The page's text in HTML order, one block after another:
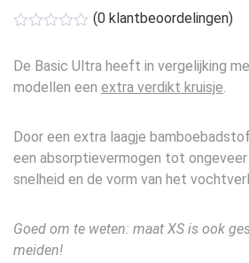
was:
€23,50.€21,50.
(0 klantbeoordelingen)
De Basic Ultra heeft in vergelijking
modellen een extra verdikt kruisje.
Door een extra laagje
een absorptievermogen tot ongeveer
snelheid en de vorm van het
Goed om te weten: maat XS is ook
meiden!